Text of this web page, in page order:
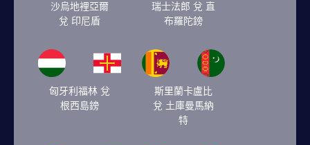
沙烏地裡亞爾
兌 印尼盾
瑞士法郎 兌 直
布羅陀鎊
匈牙利福林 兌
根西島鎊
斯里蘭卡盧比
兌 土庫曼馬納
特